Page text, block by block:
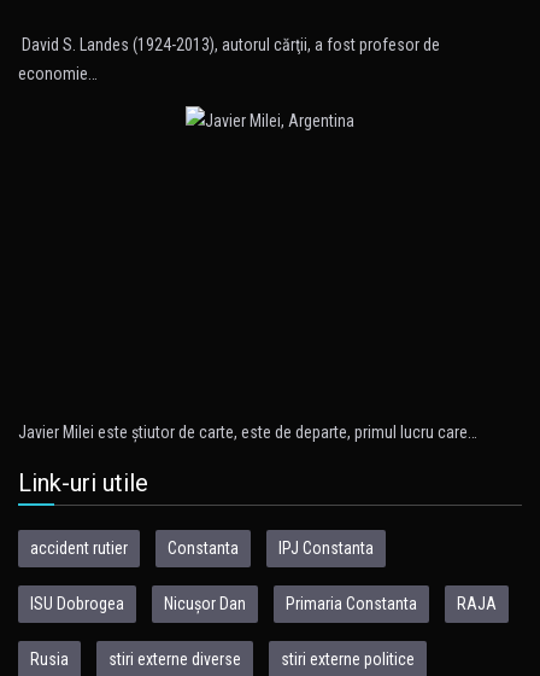
David S. Landes (1924-2013), autorul cărţii, a fost profesor de
economie…
Javier Milei este ştiutor de carte, este de departe, primul lucru care…
Link-uri utile
accident rutier Constanta IPJ Constanta
ISU Dobrogea Nicușor Dan Primaria Constanta RAJA
Rusia stiri externe diverse stiri externe politice